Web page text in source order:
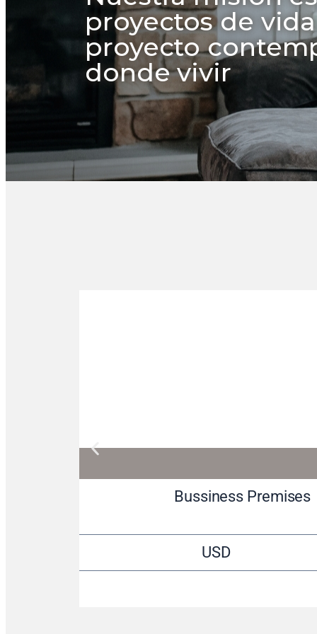
proyectos de
proyecto
donde vivir
Bussiness Premises
USD